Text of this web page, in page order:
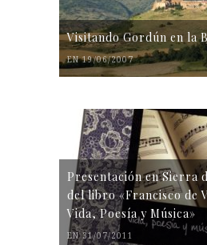
Visitando Gordún en la
EN 19/06/2007
Presentación en Sierra
del libro «Francisco de
Vida, Poesía y Música»
EN 31/07/2011